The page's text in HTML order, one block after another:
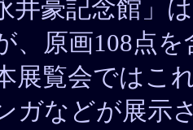
井豪記念館」
、原画108点
展覧会ではこ
ガなどが展示